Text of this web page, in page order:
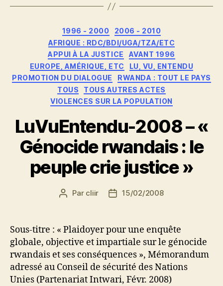
Catégories
1996 - 2000
2006 - 2010
AFRIQUE : RDC/BDI/UGA/TZA/ETC
APPUI À LA JUSTICE
AVANT 1996
EUROPE, AMÉRIQUE, ETC
LU, VU, ENTENDU
PROMOTION DU DIALOGUE
RWANDA : TOUT LE PAYS
TOUS
TOUS AUTRES ACTES
VIOLENCES SUR LA POPULATION
LuVuEntendu-2008 – «
Génocide rwandais : le
peuple crie justice »
Auteur
Par cliir
Date15/02/2008
Sous-titre : « Plaidoyer pour une enquête
globale, objective et impartiale sur le génocide
rwandais et ses conséquences », Mémorandum
adressé au Conseil de sécurité des Nations
Unies (Partenariat Intwari, Févr. 2008)